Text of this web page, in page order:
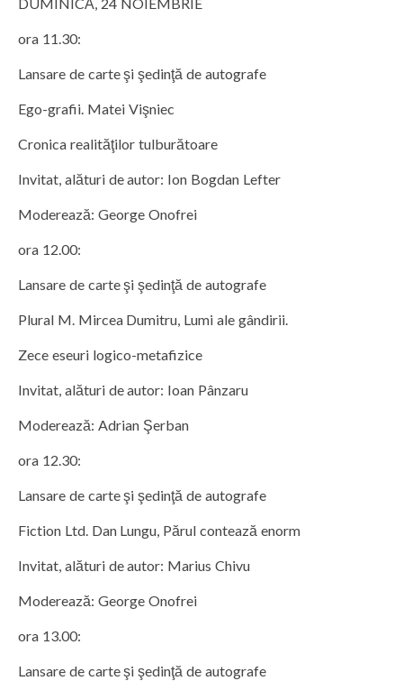
DUMINICĂ, 24 NOIEMBRIE
ora 11.30:
Lansare de carte şi şedinţă de autografe
Ego-grafii. Matei Vişniec
Cronica realităţilor tulburătoare
Invitat, alături de autor: Ion Bogdan Lefter
Moderează: George Onofrei
ora 12.00:
Lansare de carte şi şedinţă de autografe
Plural M. Mircea Dumitru, Lumi ale gândirii.
Zece eseuri logico-metafizice
Invitat, alături de autor: Ioan Pânzaru
Moderează: Adrian Şerban
ora 12.30:
Lansare de carte şi şedinţă de autografe
Fiction Ltd. Dan Lungu, Părul contează enorm
Invitat, alături de autor: Marius Chivu
Moderează: George Onofrei
ora 13.00:
Lansare de carte şi şedinţă de autografe